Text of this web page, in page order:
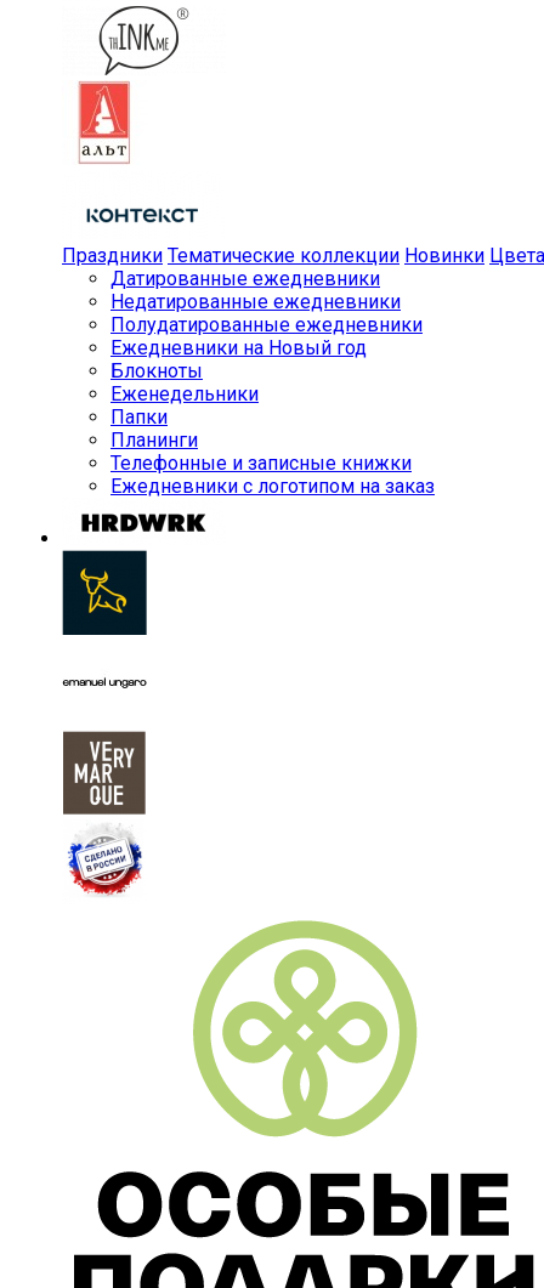
Праздники Тематические коллекции Новинки Цвета
Датированные ежедневники
Недатированные ежедневники
Полудатированные ежедневники
Ежедневники на Новый год
Блокноты
Еженедельники
Папки
Планинги
Телефонные и записные книжки
Ежедневники с логотипом на заказ